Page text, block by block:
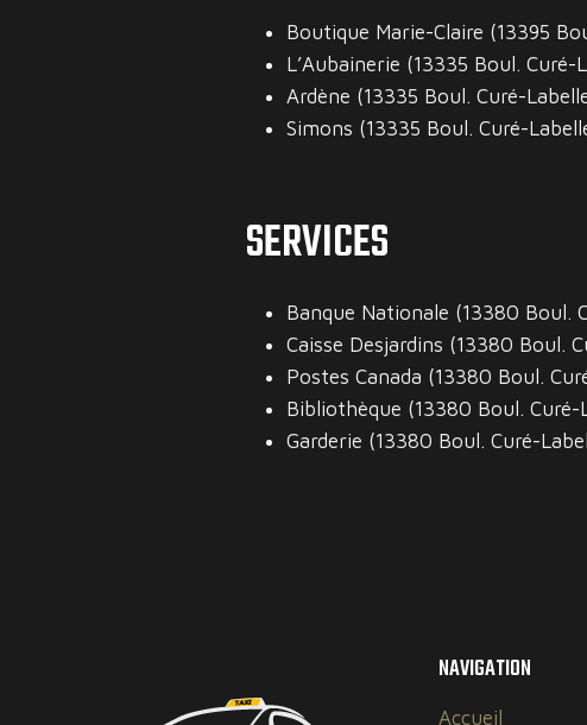
Boutique Marie-Claire (13395
L’Aubainerie (13335 Boul. Curé-
Ardène (13335 Boul. Curé-
Simons (13335 Boul. Curé-
SERVICES
Banque Nationale (13380 Boul.
Caisse Desjardins (13380 Boul.
Postes Canada (13380 Boul.
Bibliothèque (13380 Boul. Curé-
Garderie (13380 Boul. Curé-
NAVIGATION
Accueil